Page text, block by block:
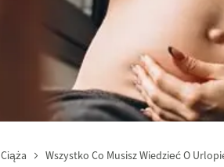
Ciąża Wszystko Co Musisz Wiedzieć O